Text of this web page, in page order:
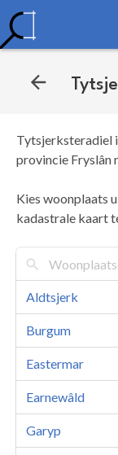
Tytsjerksteradiel
provincie Fryslân
Kies woonplaats
kadastrale kaart
Aldtsjerk
Burgum
Eastermar
Earnewâld
Garyp